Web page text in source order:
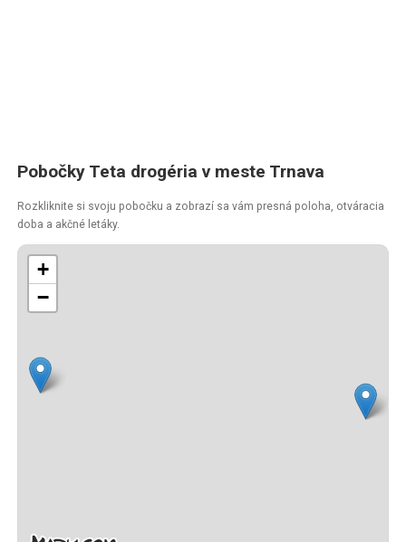
Pobočky Teta drogéria v meste Trnava
Rozkliknite si svoju pobočku a zobrazí sa vám presná poloha, otváracia
doba a akčné letáky.
+
−